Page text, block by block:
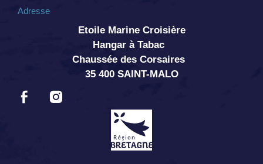
Adresse
Etoile Marine Croisière
Hangar à Tabac
Chaussée des Corsaires
35 400 SAINT-MALO